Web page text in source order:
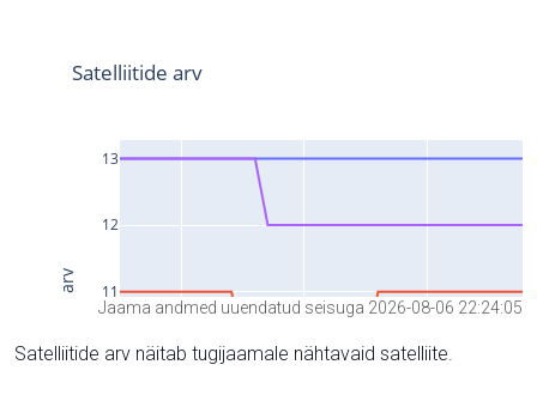
Jaama andmed uuendatud seisuga 2026-08-06 22:24:05
Satelliitide arv näitab tugijaamale nähtavaid satelliite.